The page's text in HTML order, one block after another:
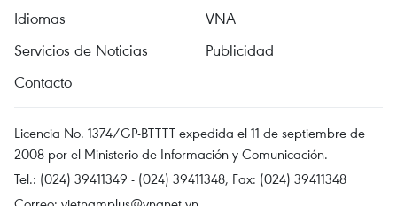
Idiomas
VNA
Servicios de Noticias
Publicidad
Contacto
Licencia No. 1374/GP-BTTTT expedida el 11 de septiembre de
2008 por el Ministerio de Información y Comunicación.
Tel.: (024) 39411349 - (024) 39411348, Fax: (024) 39411348